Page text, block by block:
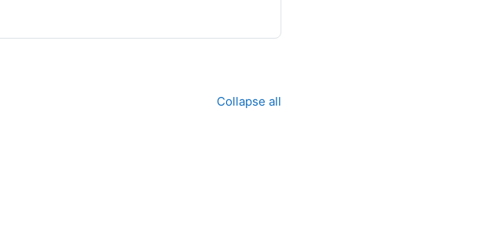
Collapse all